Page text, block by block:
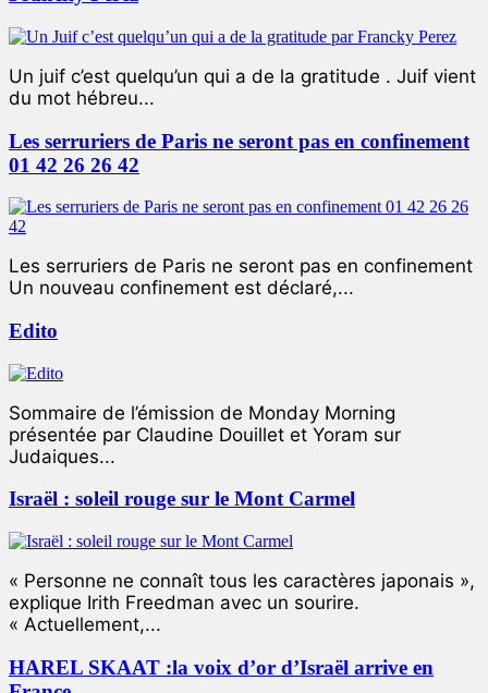
Un juif c’est quelqu’un qui a de la gratitude . Juif vient
du mot hébreu...
Les serruriers de Paris ne seront pas en confinement
01 42 26 26 42
Les serruriers de Paris ne seront pas en confinement
Un nouveau confinement est déclaré,...
Edito
Sommaire de l’émission de Monday Morning
présentée par Claudine Douillet et Yoram sur
Judaiques...
Israël : soleil rouge sur le Mont Carmel
« Personne ne connaît tous les caractères japonais »,
explique Irith Freedman avec un sourire.
« Actuellement,...
HAREL SKAAT :la voix d’or d’Israël arrive en